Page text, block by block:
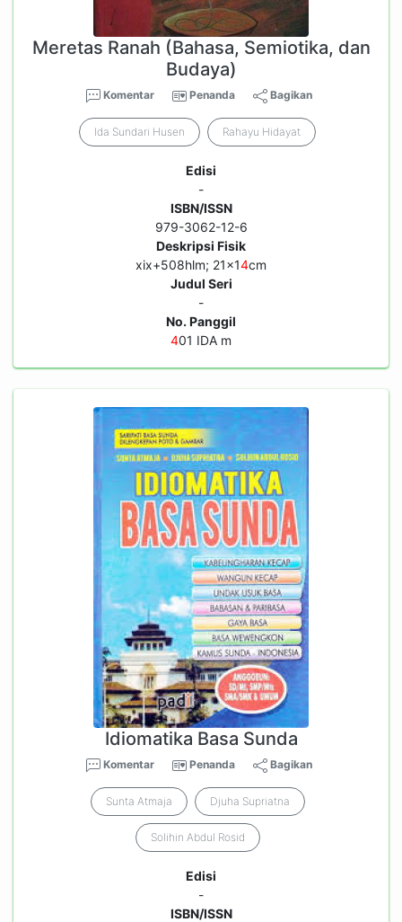
Meretas Ranah (Bahasa, Semiotika, dan
Budaya)
Komentar Penanda Bagikan
Ida Sundari Husen Rahayu Hidayat
Edisi
-
ISBN/ISSN
979-3062-12-6
Deskripsi Fisik
xix+508hlm; 21x14cm
Judul Seri
-
No. Panggil
401 IDA m
Idiomatika Basa Sunda
Komentar Penanda Bagikan
Sunta Atmaja Djuha Supriatna
Solihin Abdul Rosid
Edisi
-
ISBN/ISSN